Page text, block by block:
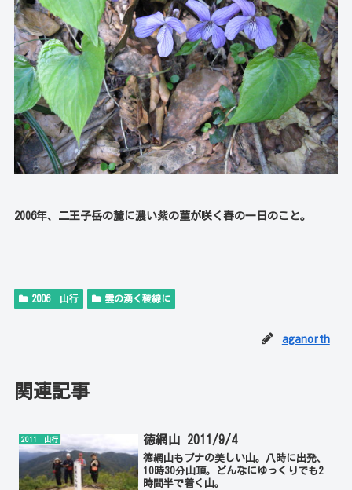
2006年、二王子岳の麓に濃い紫の菫が咲く春の一日のこと。
2006 山行 雲の湧く稜線に
aganorth
関連記事
2011 山行 徳網山 2011/9/4
徳網山もブナの美しい山。八時に出発、
10時30分山頂。どんなにゆっくりでも2
時間半で着く山。